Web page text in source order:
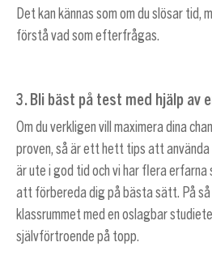
Det kan kännas som om du slösar tid,
förstå vad som efterfrågas.
3. Bli bäst på test med hjälp av
Om du verkligen vill maximera dina
proven, så är ett hett tips att använda
är ute i god tid och vi har flera erfarna
att förbereda dig på bästa sätt. På så
klassrummet med en oslagbar
självförtroende på topp.